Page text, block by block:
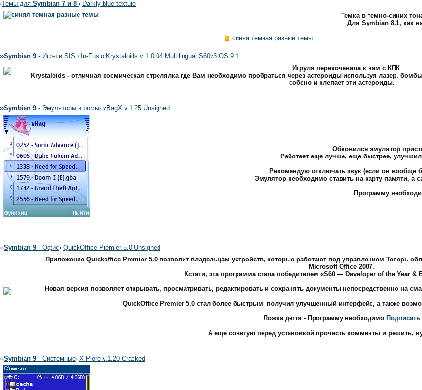
›Темы для Symbian 7 и 8 › Darkly blue texture
Темка в темно-синих
Для Symbian 8.1, как
синяя темная разные темы
››Symbian 9 - Игры в SIS › In-Fusio Krystaloids v 1.0.04 Multilingual S60v3 OS 9.1
Игруля перекочевала к нам с КПК
Krystaloids - отличная космическая стрелялка где Вам необходимо пробраться через астероиды используя лазер,
собсно и клепает эти астероиды.
››Symbian 9 - Эмуляторы и ромы› vBagX v.1.25 Unsigned
Обновился эмулятор
Работает еще лучше, еще быстрее,
Рекомендую отключать звук (если он вообще
Эмулятор необходимо ставить на карту памяти, а
Программу
››Symbian 9 - Офис› QuickOffice Premier 5.0 Unsigned
Приложение Quickoffice Premier 5.0 позволит владельцам устройств, которые работают под управлением Теперь
Microsoft Office 2007.
Кстати, эта программа стала победителем «S60 — Developer of the Year
Новая версия позволяет открывать, просматривать, редактировать и сохранять документы непосредственно на
QuickOffice Premier 5.0 стал более быстрым, получил улучшенный интерфейс, а также
Ложка дегтя - Программу необходимо Подписать
А еще советую перед установкой прочесть комменты и решить,
››Symbian 9 - Системные› X-Plore v.1.20 Cracked